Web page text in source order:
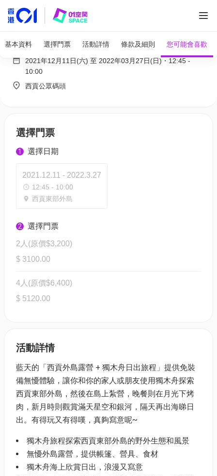
基本資料 選擇門票 活動詳情 條款及細則 您可能會喜歡
西貢外島露營 + 獨木舟日出旅程
2021年12月11日(六) 至 2022年03月27日(日) ・ 12:45 -
10:00
西貢公眾碼頭
選擇門票
1 選擇日期
2021.12.11 - 2022.3.27
12:45 - 10:00
西貢東部外島
2 選擇門票
2人(原價$3,200)
$ 3100.00
4人(原價$6,400)
$ 5120.00
活動詳情
藍天的「西貢外島露營 + 獨木舟日出旅程」提供免裝
備無懮體驗，讓你和你的家人或朋友使用獨木舟探索
西貢東部外島，然後在島上紮營，晚餐則在月光下烤
肉，新月時則觀賞滿天星空和銀河，隔天再出海睇日
出。有得玩又有得嘆，真夠寫意呢~
獨木舟旅程探索西貢東部外島的野外生態和風景
無懮外島露營，提供帳篷、營具、食材
獨木舟海上欣賞日出，浪漫又寫意